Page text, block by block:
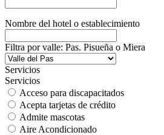
Nombre del hotel o establecimiento
Filtra por valle: Pas. Pisueña o Miera
Servicios
Servicios
Acceso para discapacitados
Acepta tarjetas de crédito
Admite mascotas
Aire Acondicionado